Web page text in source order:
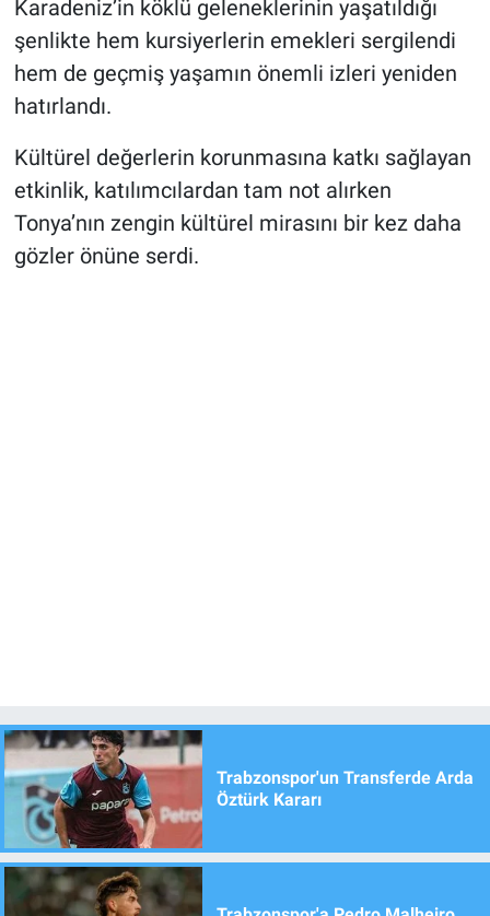
Karadeniz’in köklü geleneklerinin yaşatıldığı
şenlikte hem kursiyerlerin emekleri sergilendi
hem de geçmiş yaşamın önemli izleri yeniden
hatırlandı.
Kültürel değerlerin korunmasına katkı sağlayan
etkinlik, katılımcılardan tam not alırken
Tonya’nın zengin kültürel mirasını bir kez daha
gözler önüne serdi.
Trabzonspor'un Transferde Arda
Öztürk Kararı